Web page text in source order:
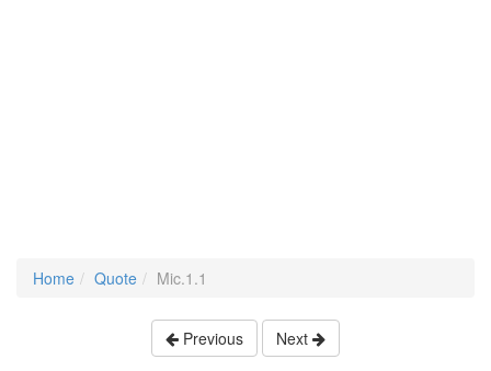
Home Quote Mic.1.1
Previous Next